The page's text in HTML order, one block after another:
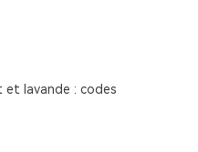
et lavande : codes